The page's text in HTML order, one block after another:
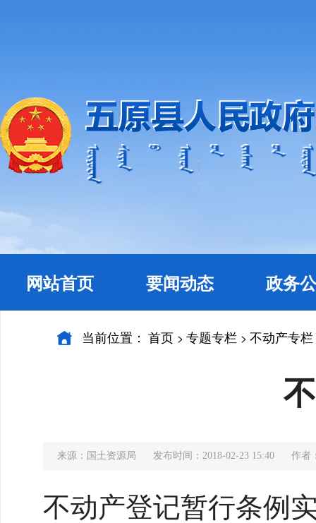
网站首页 要闻动态 政务
当前位置： 首页 > 专题专栏 > 不动产专栏
来源：国土资源局 发布时间：2018-02-23 15:40 作者
不动产登记暂行条例